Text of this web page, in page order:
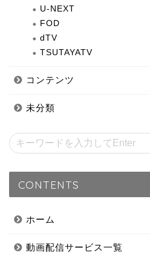
U-NEXT
FOD
dTV
TSUTAYATV
コンテンツ
未分類
CONTENTS
ホーム
動画配信サービス一覧